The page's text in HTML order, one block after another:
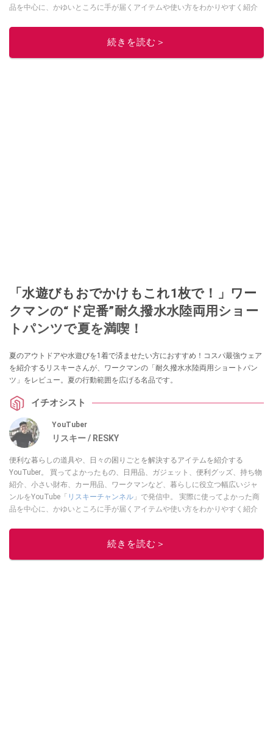
品を中心に、かゆいところに手が届くアイテムや使い方をわかりやすく紹介
このイチオシストの他の記事を読む
続きを読む＞
「水遊びもおでかけもこれ1枚で！」ワー
クマンの“ド定番”耐久撥水水陸両用ショー
トパンツで夏を満喫！
夏のアウトドアや水遊びを1着で済ませたい方におすすめ！コスパ最強ウェア
を紹介するリスキーさんが、ワークマンの「耐久撥水水陸両用ショートパン
ツ」をレビュー。夏の行動範囲を広げる名品です。
イチオシスト
YouTuber
リスキー / RESKY
便利な暮らしの道具や、日々の困りごとを解決するアイテムを紹介する
YouTuber。 買ってよかったもの、日用品、ガジェット、便利グッズ、持ち物
紹介、小さい財布、カー用品、ワークマンなど、暮らしに役立つ幅広いジャ
ンルをYouTube「 リスキーチャンネル 」で発信中。 実際に使ってよかった商
品を中心に、かゆいところに手が届くアイテムや使い方をわかりやすく紹介
このイチオシストの他の記事を読む
続きを読む＞